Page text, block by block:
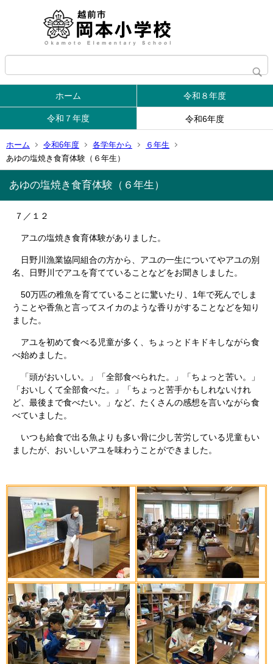
ホーム 令和８年度
令和７年度 令和6年度
ホーム 令和6年度 各学年から
６年生
あゆの塩焼き食育体験（６年生）
あゆの塩焼き食育体験（６年生）
７／１２
アユの塩焼き食育体験がありました。
日野川漁業協同組合の方から、アユの一生についてやアユの別
名、日野川でアユを育てていることなどをお聞きしました。
50万匹の稚魚を育てていることに驚いたり、1年で死んでしま
うことや香魚と言ってスイカのような香りがすることなどを知り
ました。
アユを初めて食べる児童が多く、ちょっとドキドキしながら食
べ始めました。
「頭がおいしい。」「全部食べられた。」「ちょっと苦い。」
「おいしくて全部食べた。」「ちょっと苦手かもしれないけれ
ど、最後まで食べたい。」など、たくさんの感想を言いながら食
べていました。
いつも給食で出る魚よりも多い骨に少し苦労している児童もい
ましたが、おいしいアユを味わうことができました。